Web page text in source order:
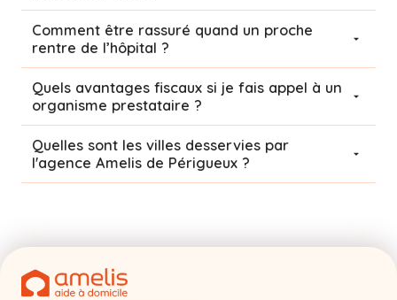
Comment être rassuré quand un proche
rentre de l’hôpital ?
Quels avantages fiscaux si je fais appel à un
organisme prestataire ?
Quelles sont les villes desservies par
l'agence Amelis de Périgueux ?